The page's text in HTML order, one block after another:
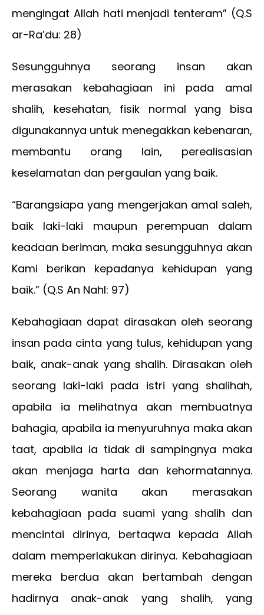
mengingat Allah hati menjadi tenteram” (Q.S
ar-Ra’du: 28)
Sesungguhnya seorang insan akan
merasakan kebahagiaan ini pada amal
shalih, kesehatan, fisik normal yang bisa
digunakannya untuk menegakkan kebenaran,
membantu orang lain, perealisasian
keselamatan dan pergaulan yang baik.
“Barangsiapa yang mengerjakan amal saleh,
baik laki-laki maupun perempuan dalam
keadaan beriman, maka sesungguhnya akan
Kami berikan kepadanya kehidupan yang
baik.” (Q.S An Nahl: 97)
Kebahagiaan dapat dirasakan oleh seorang
insan pada cinta yang tulus, kehidupan yang
baik, anak-anak yang shalih. Dirasakan oleh
seorang laki-laki pada istri yang shalihah,
apabila ia melihatnya akan membuatnya
bahagia, apabila ia menyuruhnya maka akan
taat, apabila ia tidak di sampingnya maka
akan menjaga harta dan kehormatannya.
Seorang wanita akan merasakan
kebahagiaan pada suami yang shalih dan
mencintai dirinya, bertaqwa kepada Allah
dalam memperlakukan dirinya. Kebahagiaan
mereka berdua akan bertambah dengan
hadirnya anak-anak yang shalih, yang